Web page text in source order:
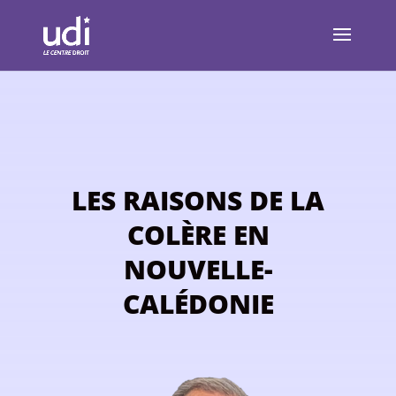
LES RAISONS DE LA
COLÈRE EN
NOUVELLE-
CALÉDONIE